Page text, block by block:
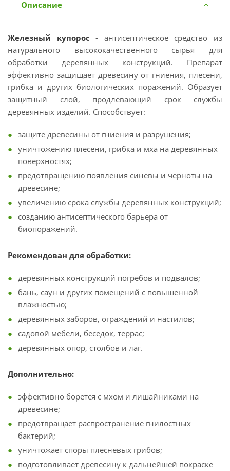
Описание
Железный купорос - антисептическое средство из
натурального высококачественного сырья для
обработки деревянных конструкций. Препарат
эффективно защищает древесину от гниения, плесени,
грибка и других биологических поражений. Образует
защитный слой, продлевающий срок службы
деревянных изделий. Способствует:
защите древесины от гниения и разрушения;
уничтожению плесени, грибка и мха на деревянных
поверхностях;
предотвращению появления синевы и черноты на
древесине;
увеличению срока службы деревянных конструкций;
созданию антисептического барьера от
биопоражений.
Рекомендован для обработки:
деревянных конструкций погребов и подвалов;
бань, саун и других помещений с повышенной
влажностью;
деревянных заборов, ограждений и настилов;
садовой мебели, беседок, террас;
деревянных опор, столбов и лаг.
Дополнительно:
эффективно борется с мхом и лишайниками на
древесине;
предотвращает распространение гнилостных
бактерий;
уничтожает споры плесневых грибов;
подготовливает древесину к дальнейшей покраске